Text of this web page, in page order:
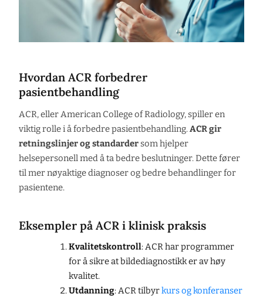
Hvordan ACR forbedrer
pasientbehandling
ACR, eller American College of Radiology, spiller en
viktig rolle i å forbedre pasientbehandling.ACR gir
retningslinjer og standardersom hjelper
helsepersonell med å ta bedre beslutninger. Dette fører
til mer nøyaktige diagnoser og bedre behandlinger for
pasientene.
Eksempler på ACR i klinisk praksis
Kvalitetskontroll: ACR har programmer
for å sikre at bildediagnostikk er av høy
kvalitet.
Utdanning: ACR tilbyrkurs og konferanser